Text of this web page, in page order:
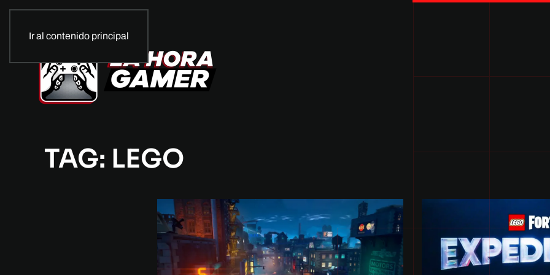
Ir al contenido principal
TAG: LEGO